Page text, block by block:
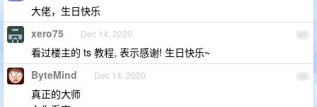
大佬，生日快乐
67
xero75 Dec 14, 2020
看过楼主的 ts 教程, 表示感谢! 生日快乐~
68
ByteMind Dec 14, 2020
真正的大师